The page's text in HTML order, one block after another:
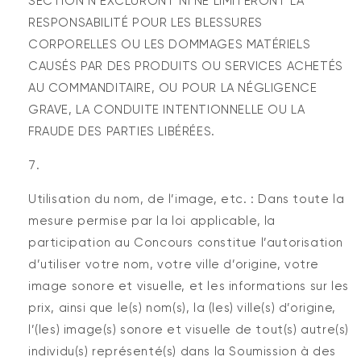
RESPONSABILITÉ POUR LES BLESSURES
CORPORELLES OU LES DOMMAGES MATÉRIELS
CAUSÉS PAR DES PRODUITS OU SERVICES ACHETÉS
AU COMMANDITAIRE, OU POUR LA NÉGLIGENCE
GRAVE, LA CONDUITE INTENTIONNELLE OU LA
FRAUDE DES PARTIES LIBÉRÉES.
Utilisation du nom, de l’image, etc. : Dans toute la
mesure permise par la loi applicable, la
participation au Concours constitue l’autorisation
d’utiliser votre nom, votre ville d’origine, votre
image sonore et visuelle, et les informations sur les
prix, ainsi que le(s) nom(s), la (les) ville(s) d’origine,
l’(les) image(s) sonore et visuelle de tout(s) autre(s)
individu(s) représenté(s) dans la Soumission à des